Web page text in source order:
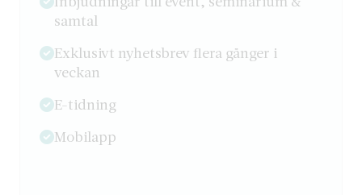
samtal
Exklusivt nyhetsbrev flera gånger i
veckan
E-tidning
Mobilapp